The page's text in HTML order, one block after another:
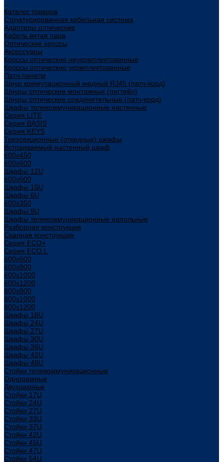
Каталог товаров
Структурированная кабельная система
Адаптеры оптические
Кабель витая пара
Оптические кроссы
Аксессуары
Кроссы оптические неукомплектованные
Кроссы оптические укомплектованные
Патч-панели
Шнур коммутационный медный RJ45 (патч-корд)
Шнуры оптические монтажные (пигтейл)
Шнуры оптические соединительные (патч-корд)
Шкафы телекоммуникационные настенные
Cерия LITE
Cерия BASIS
Cерия KEYS
Трехсекционные (откидные) шкафы
Встраиваемый настенный шкаф
600x450
600x600
Шкафы 12U
600x600
Шкафы 15U
Шкафы 6U
600x350
Шкафы 9U
Шкафы телекоммуникационные напольные
Разборная конструкция
Сварная конструкция
Серия ECO+
Серия ECO L
600x600
600x800
600х1000
600х1200
800x800
800х1000
800х1200
Шкафы 18U
Шкафы 24U
Шкафы 27U
Шкафы 30U
Шкафы 36U
Шкафы 42U
Шкафы 48U
Стойки телекоммуникационные
Однорамные
Двухрамные
Стойки 17U
Стойки 24U
Стойки 27U
Стойки 33U
Стойки 37U
Стойки 42U
Стойки 45U
Стойки 47U
Стойки 54U